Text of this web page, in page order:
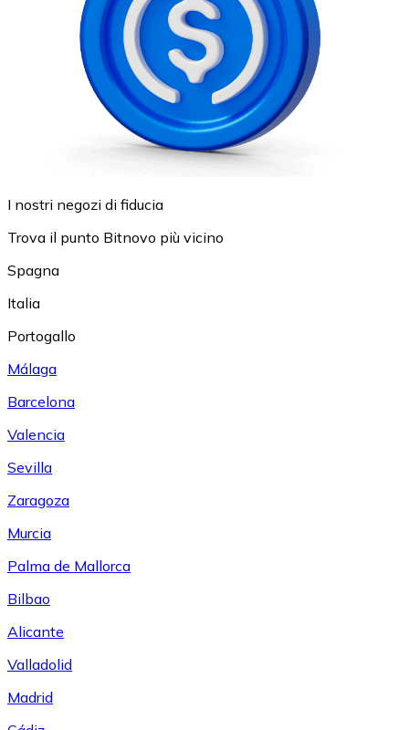
I nostri negozi di fiducia
Trova il punto Bitnovo più vicino
Spagna
Italia
Portogallo
Málaga
Barcelona
Valencia
Sevilla
Zaragoza
Murcia
Palma de Mallorca
Bilbao
Alicante
Valladolid
Madrid